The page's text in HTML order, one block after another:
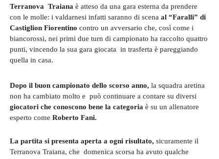
Terranova Traiana è atteso da una gara esterna da prendere
con le molle: i valdarnesi infatti saranno di scena al “Faralli” di
Castiglion Fiorentino contro un avversario che, così come i
biancorossi, nei primi due turn di campionato ha raccolto quattro
punti, vincendo la sua gara giocata in trasferta è pareggiando
quella in casa.
Dopo il buon campionato dello scorso anno, la squadra aretina
non ha cambiato molto e può continuare a contare su diversi
giocatori che conoscono bene la categoria è su un allenatore
esperto come Roberto Fani.
La partita si presenta aperta a ogni risultato, sicuramente il
Terranova Traiana, che domenica scorsa ha avuto qualche